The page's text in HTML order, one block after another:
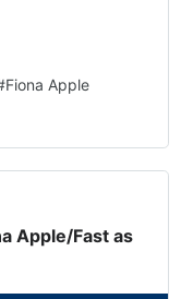
」 Phoebe
） ☆「The Steps /
Daylight / デイラ
Fiona Apple
Apple/Fast as